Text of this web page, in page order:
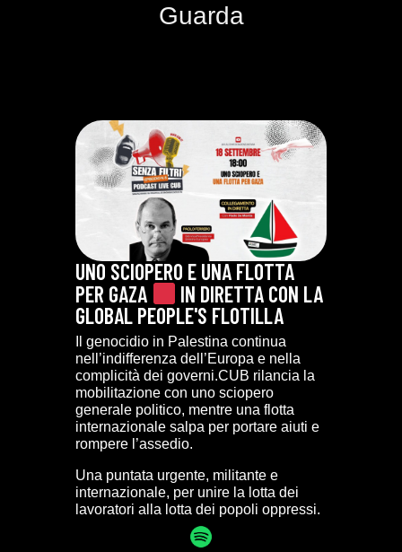
Guarda
UNO SCIOPERO E UNA FLOTTA
PER GAZA
IN DIRETTA CON LA
GLOBAL PEOPLE'S FLOTILLA
Il genocidio in Palestina continua
nell’indifferenza dell’Europa e nella
complicità dei governi.CUB rilancia la
mobilitazione con uno sciopero
generale politico, mentre una flotta
internazionale salpa per portare aiuti e
rompere l’assedio.
Una puntata urgente, militante e
internazionale, per unire la lotta dei
lavoratori alla lotta dei popoli oppressi.